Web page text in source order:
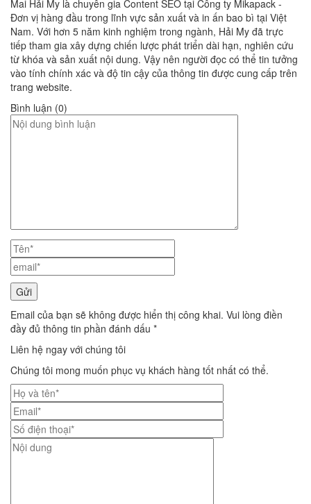
Mai Hải My là chuyên gia Content SEO tại Công ty Mikapack -
Đơn vị hàng đầu trong lĩnh vực sản xuất và in ấn bao bì tại Việt
Nam. Với hơn 5 năm kinh nghiệm trong ngành, Hải My đã trực
tiếp tham gia xây dựng chiến lược phát triển dài hạn, nghiên cứu
từ khóa và sản xuất nội dung. Vậy nên người đọc có thể tin tưởng
vào tính chính xác và độ tin cậy của thông tin được cung cấp trên
trang website.
Bình luận (0)
Email của bạn sẽ không được hiển thị công khai. Vui lòng điền
đầy đủ thông tin phần đánh dấu *
Liên hệ ngay với chúng tôi
Chúng tôi mong muốn phục vụ khách hàng tốt nhất có thể.